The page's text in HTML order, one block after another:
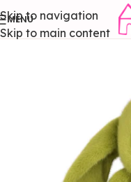
Skip to navigation
Skip to main content
MENU